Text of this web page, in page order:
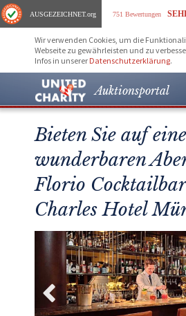
AUSGEZEICHNET.org 751 Bewertungen
Wir verwenden Cookies, um die
Webseite zu gewährleisten und zu
Infos in unserer Datenschutzerklärung.
Auktionsportal
Bieten Sie auf
wunderbaren
Florio
Charles Hotel